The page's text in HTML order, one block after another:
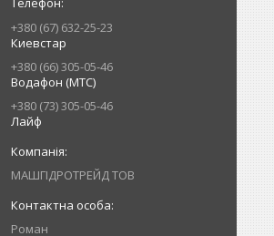
+380 (67) 632-25-23
Киевстар
+380 (66) 305-05-46
Водафон (МТС)
+380 (73) 305-05-46
Лайф
МАШГІДРОТРЕЙД ТОВ
Роман